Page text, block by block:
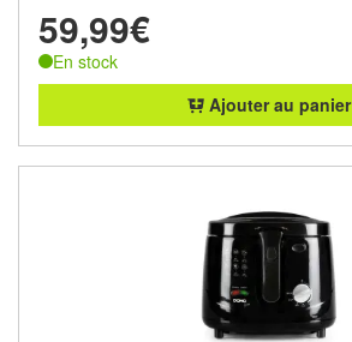
59,99€
En stock
Ajouter au panier